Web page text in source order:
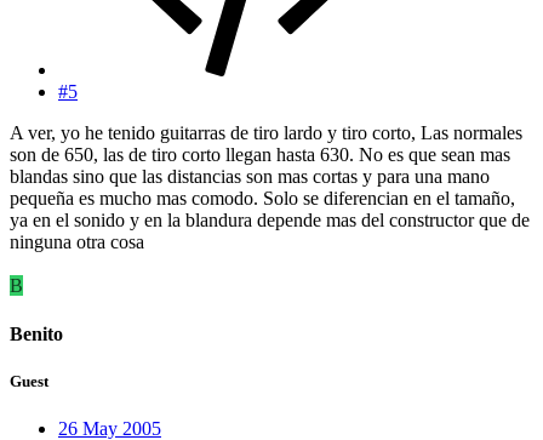
#5
A ver, yo he tenido guitarras de tiro lardo y tiro corto, Las normales
son de 650, las de tiro corto llegan hasta 630. No es que sean mas
blandas sino que las distancias son mas cortas y para una mano
pequeña es mucho mas comodo. Solo se diferencian en el tamaño,
ya en el sonido y en la blandura depende mas del constructor que de
ninguna otra cosa
B
Benito
Guest
26 May 2005